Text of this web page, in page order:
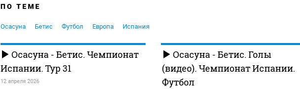
ПО ТЕМЕ
Осасуна Бетис Футбол Европа Испания
Осасуна - Бетис. Чемпионат
Испании. Тур 31
12 апреля 2026
Осасуна - Бетис. Голы
(видео). Чемпионат Испании.
Футбол